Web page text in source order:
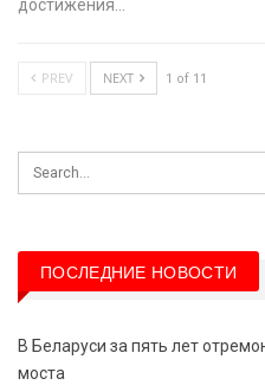
достижения…
PREV NEXT 1 of 11
ПОСЛЕДНИЕ НОВОСТИ
В Беларуси за пять лет
моста